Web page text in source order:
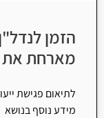
הזמן
מארחת את
לתיאום פגישת
מידע נוסף בנושא